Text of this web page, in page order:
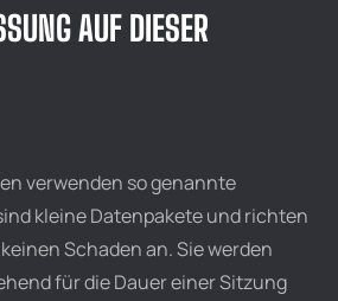
AUF DIESER
verwenden so genannte
kleine Datenpakete und richten
Schaden an. Sie werden
für die Dauer einer Sitzung